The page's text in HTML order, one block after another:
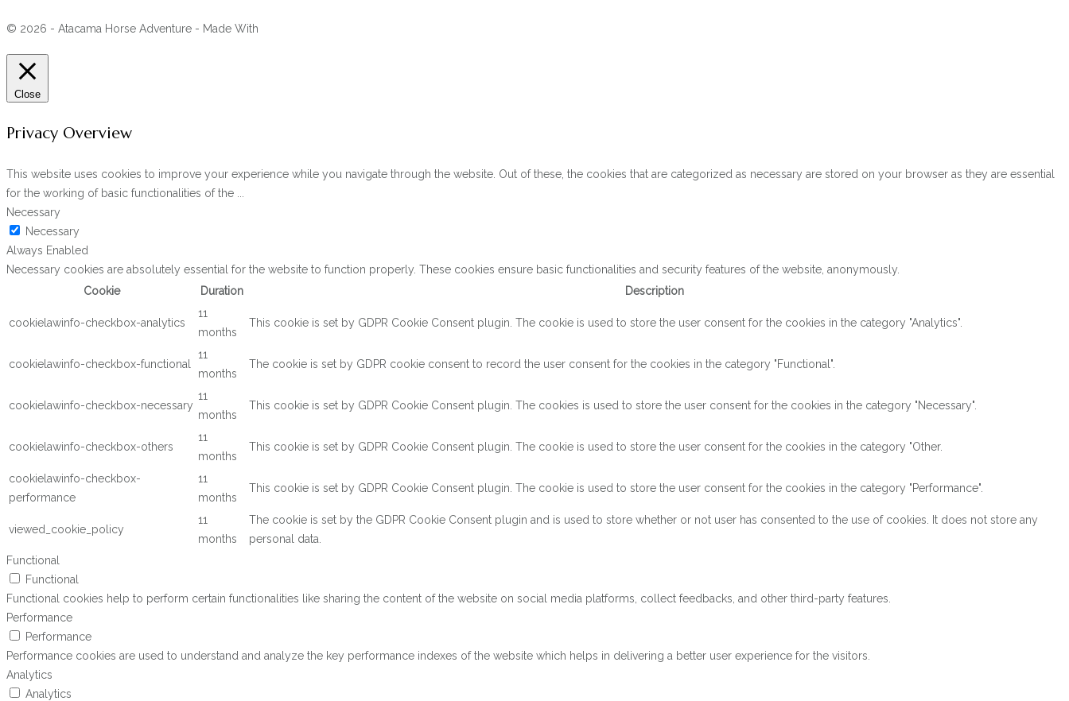
© 2026 - Atacama Horse Adventure - Made With
Close
Privacy Overview
This website uses cookies to improve your experience while you navigate through the website. Out of these, the cookies that are categorized as necessary are stored on your browser as they are essential
for the working of basic functionalities of the
Necessary
Necessary
Always Enabled
Necessary cookies are absolutely essential for the website to function properly. These cookies ensure basic functionalities and security features of the website, anonymously.
Cookie
Duration Description
cookielawinfo-checkbox-analytics
11
months
This cookie is set by GDPR Cookie Consent plugin. The cookie is used to store the user consent for the cookies in the category "Analytics".
cookielawinfo-checkbox-functional
11
months
The cookie is set by GDPR cookie consent to record the user consent for the cookies in the category "Functional".
cookielawinfo-checkbox-necessary
11
months
This cookie is set by GDPR Cookie Consent plugin. The cookies is used to store the user consent for the cookies in the category "Necessary".
cookielawinfo-checkbox-others
11
months
This cookie is set by GDPR Cookie Consent plugin. The cookie is used to store the user consent for the cookies in the category "Other.
cookielawinfo-checkbox-
performance
11
months
This cookie is set by GDPR Cookie Consent plugin. The cookie is used to store the user consent for the cookies in the category "Performance".
viewed_cookie_policy
11
months
The cookie is set by the GDPR Cookie Consent plugin and is used to store whether or not user has consented to the use of cookies. It does not store any
personal data.
Functional
Functional
Functional cookies help to perform certain functionalities like sharing the content of the website on social media platforms, collect feedbacks, and other third-party features.
Performance
Performance
Performance cookies are used to understand and analyze the key performance indexes of the website which helps in delivering a better user experience for the visitors.
Analytics
Analytics